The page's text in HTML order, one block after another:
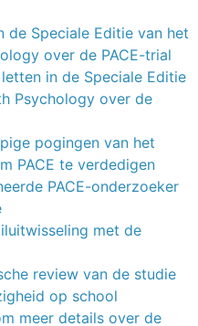
de Speciale Editie van het
over de PACE-trial
in de Speciale Editie
Psychology over de
pogingen van het
PACE te verdedigen
PACE-onderzoeker
met de
review van de studie
op school
meer details over de